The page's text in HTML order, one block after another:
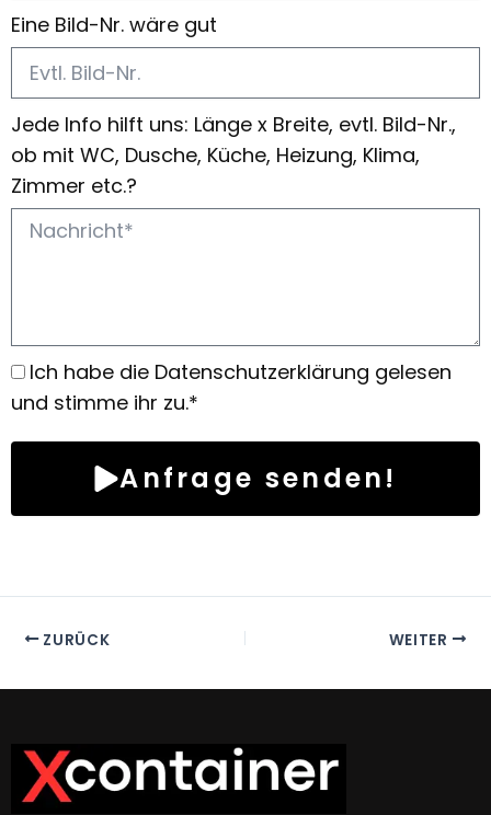
Eine Bild-Nr. wäre gut
Jede Info hilft uns: Länge x Breite, evtl. Bild-Nr.,
ob mit WC, Dusche, Küche, Heizung, Klima,
Zimmer etc.?
Ich habe die Datenschutzerklärung gelesen
und stimme ihr zu.*
Anfrage senden!
ZURÜCK WEITER